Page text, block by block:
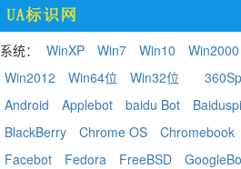
系统： WinXP Win7 Win10 Win2000
Win2012
Win64位 Win32位
Android
Applebot baidu Bot
BlackBerry
Chrome OS Chromebook
Facebot
Fedora FreeBSD